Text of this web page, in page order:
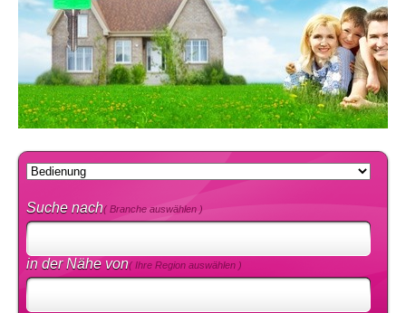
Suche nach( Branche auswählen )
in der Nähe von( Ihre Region auswählen )